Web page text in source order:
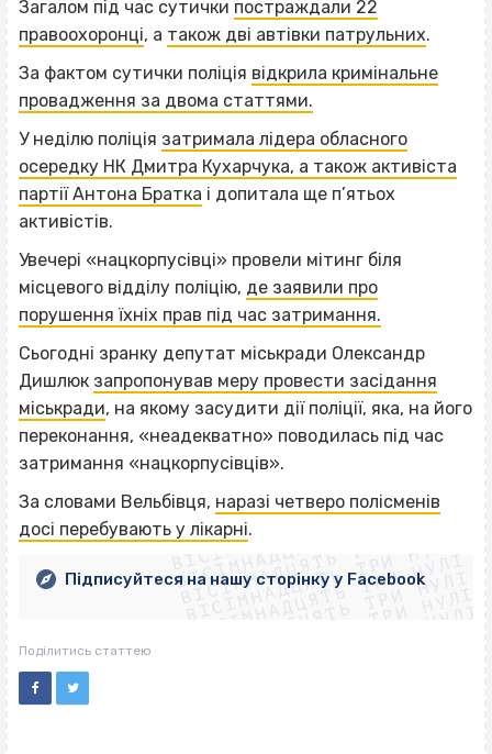
Загалом під час сутички постраждали 22
правоохоронці, а також дві автівки патрульних.
За фактом сутички поліція відкрила кримінальне
провадження за двома статтями.
У неділю поліція затримала лідера обласного
осередку НК Дмитра Кухарчука, а також активіста
партії Антона Братка і допитала ще п’ятьох
активістів.
Увечері «нацкорпусівці» провели мітинг біля
місцевого відділу поліцію, де заявили про
порушення їхніх прав під час затримання.
Сьогодні зранку депутат міськради Олександр
Дишлюк запропонував меру провести засідання
міськради, на якому засудити дії поліції, яка, на його
переконання, «неадекватно» поводилась під час
затримання «нацкорпусівців».
За словами Вельбівця, наразі четверо полісменів
досі перебувають у лікарні.
ВІСІМНАДЦЯТЬ ТРИ НУЛІ
ВІСІМНАДЦЯТЬ ТРИ НУЛІ
ВІСІМНАДЦЯТЬ ТРИ НУЛІ
ВІСІМНАДЦЯТЬ ТРИ НУЛІ
ВІСІМНАДЦЯТЬ ТРИ НУЛІ
ВІСІМНАДЦЯТЬ ТРИ НУЛІ
ВІСІМНАДЦЯТЬ ТРИ НУЛІ
ВІСІМНАДЦЯТЬ ТРИ НУЛІ
Підписуйтеся на нашу сторінку у Facebook
Поділитись статтею